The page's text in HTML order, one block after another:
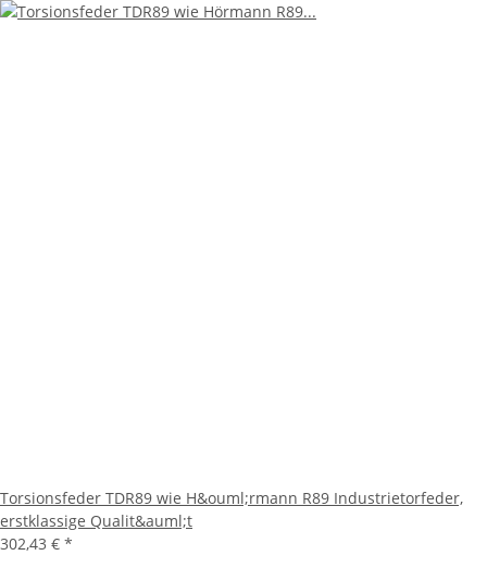
Torsionsfeder TDR89 wie H&ouml;rmann R89 Industrietorfeder,
erstklassige Qualit&auml;t
302,43 € *